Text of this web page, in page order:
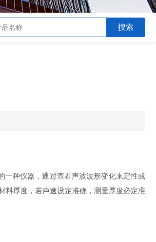
一种仪器，通过查看声波波形变化来定性或
料厚度，若声速设定准确，测量厚度必定准